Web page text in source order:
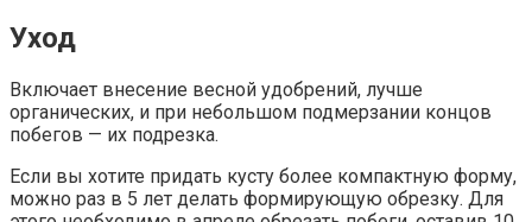
Уход
Включает внесение весной удобрений, лучше
органических, и при небольшом подмерзании концов
побегов — их подрезка.
Если вы хотите придать кусту более компактную форму,
можно раз в 5 лет делать формирующую обрезку. Для